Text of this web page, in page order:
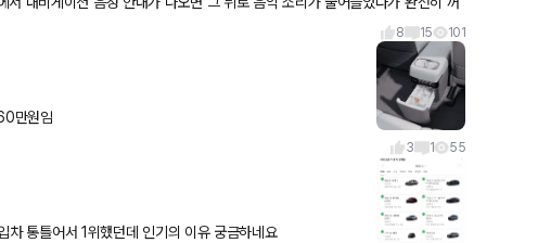
빠이받네
8 15 101
장고가 60만원임
3 1 55
통틀어서 1위했던데 인기의 이유 궁금하네요